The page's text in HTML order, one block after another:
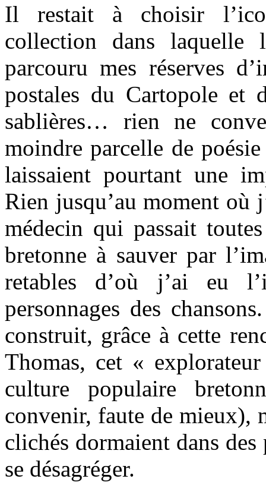
Il restait à choisir
collection dans
parcouru mes réserves
postales du Cartopole et
sablières… rien ne
moindre parcelle de
laissaient pourtant une
Rien jusqu’au moment où
médecin qui passait
bretonne à sauver par
retables d’où j’ai eu
personnages des
construit, grâce à cette
Thomas, cet «
culture populaire
convenir, faute de mieux),
clichés dormaient dans
se désagréger.